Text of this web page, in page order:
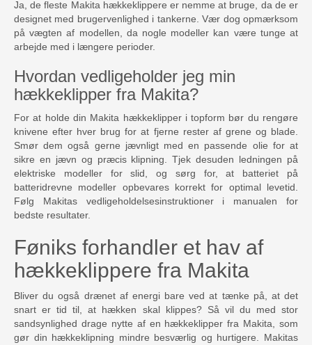
Ja, de fleste Makita hækkeklippere er nemme at bruge, da de er
designet med brugervenlighed i tankerne. Vær dog opmærksom
på vægten af ​​modellen, da nogle modeller kan være tunge at
arbejde med i længere perioder.
Hvordan vedligeholder jeg min
hækkeklipper fra Makita?
For at holde din Makita hækkeklipper i topform bør du rengøre
knivene efter hver brug for at fjerne rester af grene og blade.
Smør dem også gerne jævnligt med en passende olie for at
sikre en jævn og præcis klipning. Tjek desuden ledningen på
elektriske modeller for slid, og sørg for, at batteriet på
batteridrevne modeller opbevares korrekt for optimal levetid.
Følg Makitas vedligeholdelsesinstruktioner i manualen for
bedste resultater.
Føniks forhandler et hav af
hækkeklippere fra Makita
Bliver du også drænet af energi bare ved at tænke på, at det
snart er tid til, at hækken skal klippes? Så vil du med stor
sandsynlighed drage nytte af en hækkeklipper fra Makita, som
gør din hækkeklipning mindre besværlig og hurtigere. Makitas